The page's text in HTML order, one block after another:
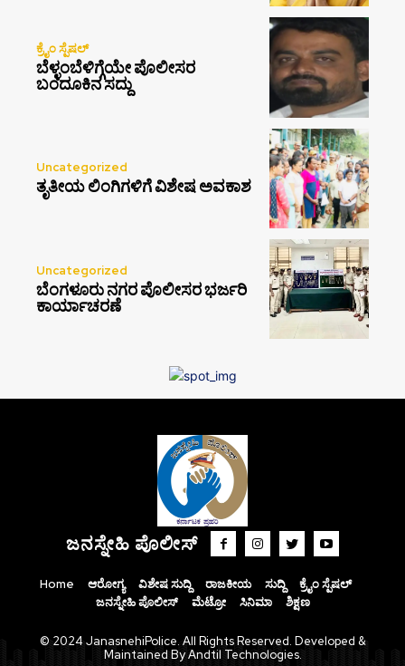
ಕ್ರೈಂ ಸ್ಪೆಷಲ್
ಬೆಳ್ಳಂಬೆಳಿಗ್ಗೆಯೇ ಪೊಲೀಸರ
ಬಂದೂಕಿನ ಸದ್ದು
Uncategorized
ತೃತೀಯ ಲಿಂಗಿಗಳಿಗೆ ವಿಶೇಷ ಅವಕಾಶ
Uncategorized
ಬೆಂಗಳೂರು ನಗರ ಪೊಲೀಸರ ಭರ್ಜರಿ
ಕಾರ್ಯಾಚರಣೆ
ಜನಸ್ನೇಹಿ ಪೊಲೀಸ್
Home ಆರೋಗ್ಯ ವಿಶೇಷ ಸುದ್ದಿ ರಾಜಕೀಯ ಸುದ್ದಿ
ಕ್ರೈಂ ಸ್ಪೆಷಲ್
ಜನಸ್ನೇಹಿ ಪೊಲೀಸ್
ಮೆಟ್ರೋ ಸಿನಿಮಾ ಶಿಕ್ಷಣ
© 2024 JanasnehiPolice. All Rights Reserved. Developed &
Maintained By Andtil Technologies.